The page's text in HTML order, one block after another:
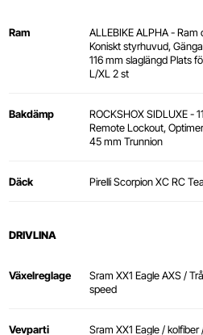
Ram
ALLEBIKE ALPHA - Ram
Koniskt styrhuvud,
116 mm slaglängd Plats
L/XL 2 st
Bakdämp
ROCKSHOX SIDLUXE -
Remote Lockout,
45 mm Trunnion
Däck Pirelli Scorpion XC RC
DRIVLINA
Växelreglage
Sram XX1 Eagle AXS /
speed
Vevparti Sram XX1 Eagle /